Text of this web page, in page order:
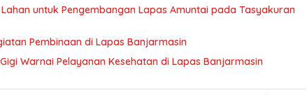
untuk Pengembangan Lapas Amuntai pada Tasyakuran
Pembinaan di Lapas Banjarmasin
Warnai Pelayanan Kesehatan di Lapas Banjarmasin